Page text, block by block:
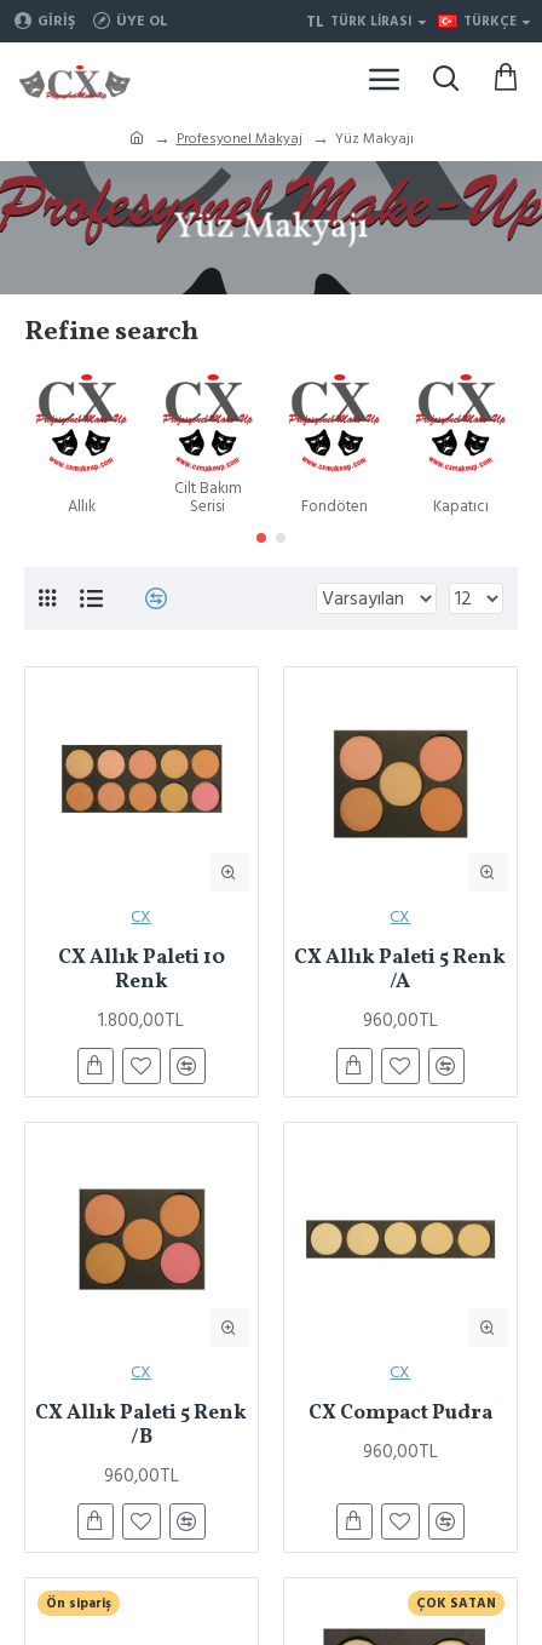
GIRIŞ ÜYE OL TL TÜRK LIRASI TÜRKÇE
Profesyonel Makyaj Yüz Makyajı
Yüz Makyajı
Refine search
Allık
Cilt Bakım
Serisi
Fondöten Kapatıcı
CX
CX Allık Paleti 10
Renk
1.800,00TL
CX
CX Allık Paleti 5 Renk
/A
960,00TL
CX
CX Allık Paleti 5 Renk
/B
960,00TL
CX
CX Compact Pudra
960,00TL
Ön sipariş ÇOK SATAN